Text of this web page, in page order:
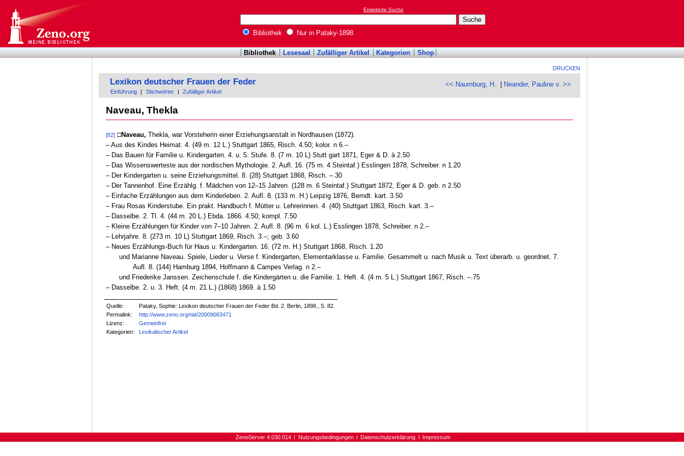
Erweiterte Suche
Bibliothek Nur in Pataky-1898
Bibliothek Lesesaal Zufälliger Artikel Kategorien Shop
DRUCKEN
<< Naumburg, H. Neander, Pauline v. >>
Lexikon deutscher Frauen der Feder
Einführung Stichwörter Zufälliger Artikel
Naveau, Thekla
[82] □Naveau, Thekla, war Vorsteherin einer Erziehungsanstalt in Nordhausen (1872).
‒ Aus des Kindes Heimat. 4. (49 m. 12 L.) Stuttgart 1865, Risch. 4.50; kolor. n 6.–
‒ Das Bauen für Familie u. Kindergarten. 4. u. 5. Stufe. 8. (7 m. 10 L) Stutt gart 1871, Eger & D. à 2.50
‒ Das Wissenswerteste aus der nordischen Mythologie. 2. Aufl. 16. (75 m. 4 Steintaf.) Esslingen 1878, Schreiber. n 1.20
‒ Der Kindergarten u. seine Erziehungsmittel. 8. (28) Stuttgart 1868, Risch. –.30
‒ Der Tannenhof. Eine Erzählg. f. Mädchen von 12–15 Jahren. (128 m. 6 Steintaf.) Stuttgart 1872, Eger & D. geb. n 2.50
‒ Einfache Erzählungen aus dem Kinderleben. 2. Aufl. 8. (133 m. H.) Leipzig 1876, Berndt. kart. 3.50
‒ Frau Rosas Kinderstube. Ein prakt. Handbuch f. Mütter u. Lehrerinnen. 4. (40) Stuttgart 1863, Risch. kart. 3.–
‒ Dasselbe. 2. Tl. 4. (44 m. 20 L.) Ebda. 1866. 4.50; kompl. 7.50
‒ Kleine Erzählungen für Kinder von 7–10 Jahren. 2. Aufl. 8. (96 m. 6 kol. L.) Esslingen 1878, Schreiber. n 2.–
‒ Lehrjahre. 8. (273 m. 10 L) Stuttgart 1869, Risch. 3.–; geb. 3.60
‒ Neues Erzählungs-Buch für Haus u. Kindergarten. 16. (72 m. H.) Stuttgart 1868, Risch. 1.20
und Marianne Naveau. Spiele, Lieder u. Verse f. Kindergarten, Elementarklasse u. Familie. Gesammelt u. nach Musik u. Text überarb. u. geordnet. 7.
Aufl. 8. (144) Hamburg 1894, Hoffmann & Campes Verlag. n 2.–
und Friederike Janssen. Zeichenschule f. die Kindergärten u. die Familie. 1. Heft. 4. (4 m. 5 L.) Stuttgart 1867, Risch. –.75
‒ Dasselbe. 2. u. 3. Heft. (4 m. 21 L.) (1868) 1869. à 1.50
Quelle:
Pataky, Sophie: Lexikon deutscher Frauen der Feder Bd. 2. Berlin, 1898., S. 82.
Permalink:
http://www.zeno.org/nid/20009063471
Lizenz:
Gemeinfrei
Kategorien:
Lexikalischer Artikel
ZenoServer 4.030.014 Nutzungsbedingungen Datenschutzerklärung Impressum